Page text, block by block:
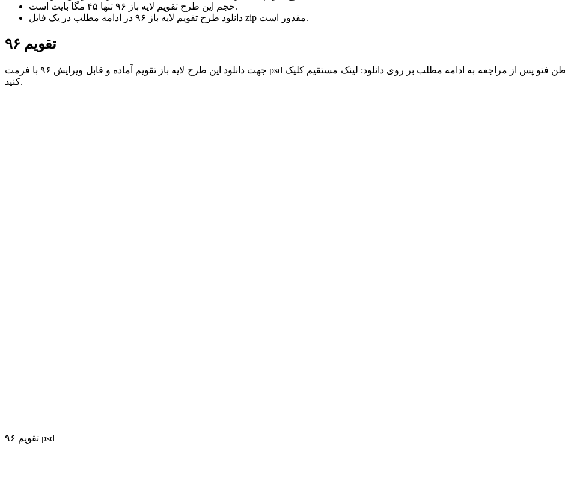
حجم این طرح تقویم لایه باز ۹۶ تنها ۴۵ مگا بایت است.
دانلود طرح تقویم لایه باز ۹۶ در ادامه مطلب در یک فایل zip مقدور است.
تقویم ۹۶
جهت دانلود این طرح لایه باز تقویم آماده و قابل ویرایش ۹۶ با فرمت psd و کیفیت بسیار بالا از سایت تخصصی گرافیک و طرح لایه باز وطن فتو پس از مراجعه به ادامه مطلب بر روی دانلود: لینک مستقیم کلیک
کنید.
تقویم ۹۶ psd